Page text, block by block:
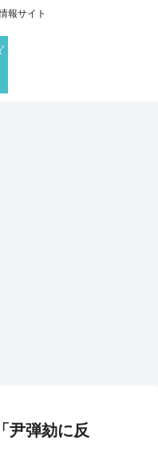
報サイト
尹弾劾に反